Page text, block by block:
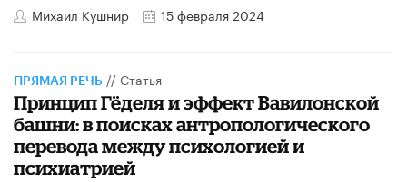
Михаил Кушнир 15 февраля 2024
ПРЯМАЯ РЕЧЬ // Статья
Принцип Гёделя и эффект Вавилонской
башни: в поисках антропологического
перевода между психологией и
психиатрией